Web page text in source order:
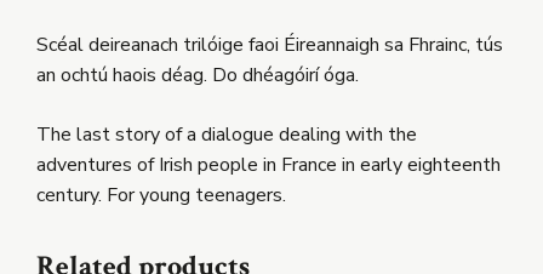
Scéal deireanach trilóige faoi Éireannaigh sa Fhrainc, tús
an ochtú haois déag. Do dhéagóirí óga.
The last story of a dialogue dealing with the
adventures of Irish people in France in early eighteenth
century. For young teenagers.
Related products